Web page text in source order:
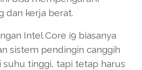
dan kerja berat.
Intel Core i9 biasanya
sistem pendingin canggih
tinggi, tapi tetap harus